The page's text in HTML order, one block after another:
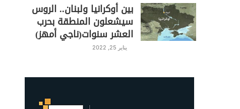
بين أوكرانيا ولبنان.. الروس
سيشعلون المنطقة بحرب
العشر سنوات(ناجي أمهز)
يناير 25, 2022